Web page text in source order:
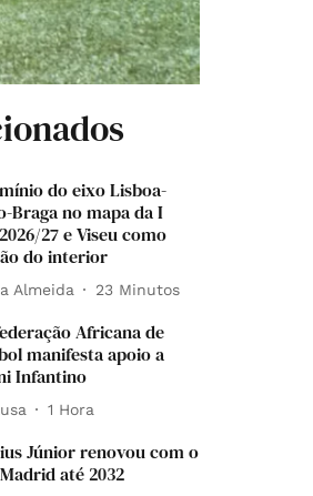
do eixo Lisboa-
Braga no mapa da I
27 e Viseu como
do interior
Almeida 23 Minutos
Africana de
manifesta apoio a
Infantino
1 Hora
Júnior renovou com o
até 2032